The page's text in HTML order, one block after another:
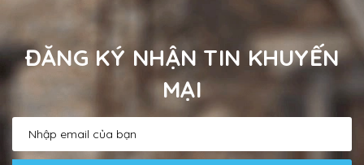
ĐĂNG KÝ NHẬN TIN KHUYẾN
MẠI